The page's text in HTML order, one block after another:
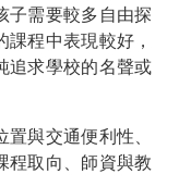
子需要較多自由探
程中表現較好，
追求學校的名聲或
與交通便利性、
程取向、師資與教